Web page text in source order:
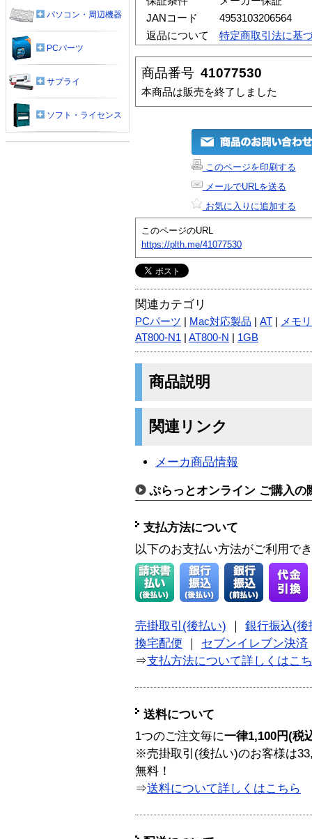
JANコード
4953103206564
返品について
特定商取引法に基
商品番号 41077530
本商品は販売を終了しました
このページを印刷する
メールでURLを送る
お気に入りに追加する
このページのURL
https://plth.me/41077530
関連カテゴリ
PCパーツ Mac対応製品 AT
メモリ
AT800-N1
AT800-N 1GB
商品説明
関連リンク
メーカ商品情報
ぷらっとオンライン ご購入の
支払方法について
以下のお支払い方法がご利用で
売掛取引(後払い)
銀行振込(後
換宅配便
セブンイレブン決済
⇒支払方法について詳しくはこ
送料について
1つのご注文毎に一律1,100円(税
※売掛取引(後払い)のお客様は
無料！
⇒送料について詳しくはこちら
パソコン・周辺機器
PCパーツ
サプライ
ソフト・ライセンス